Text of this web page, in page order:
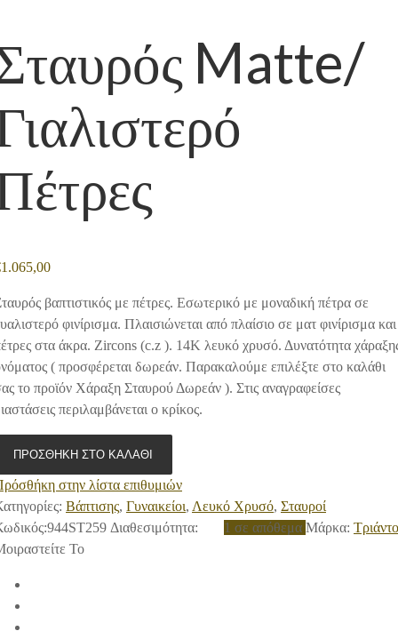
Matte/
1.065,00
βαπτιστικός με πέτρες. Εσωτερικό με μοναδική πέτρα σε
φινίρισμα. Πλαισιώνεται από πλαίσιο σε ματ φινίρισμα και
στα άκρα. Zircons (c.z ). 14Κ λευκό χρυσό. Δυνατότητα
( προσφέρεται δωρεάν. Παρακαλούμε επιλέξτε στο καλάθι
το προϊόν Χάραξη Σταυρού Δωρεάν ). Στις αναγραφείσες
περιλαμβάνεται ο κρίκος.
ΠΡΟΣΘΉΚΗ ΣΤΟ ΚΑΛΆΘΙ
στην λίστα επιθυμιών
Βάπτισης, Γυναικείοι, Λευκό Χρυσό, Σταυροί
944ST259 Διαθεσιμότητα: 1 σε απόθεμα Μάρκα:
Το